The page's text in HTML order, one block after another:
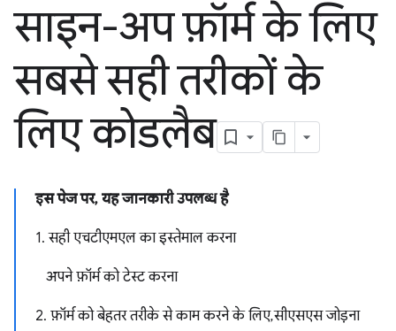
साइन-अप फ़ॉर्म के लिए
सबसे सही तरीकों के
लिए कोडलैब
इस पेज पर, यह जानकारी उपलब्ध है
1. सही एचटीएमएल का इस्तेमाल करना
अपने फ़ॉर्म को टेस्ट करना
2. फ़ॉर्म को बेहतर तरीके से काम करने के लिए, सीएसएस जोड़ना